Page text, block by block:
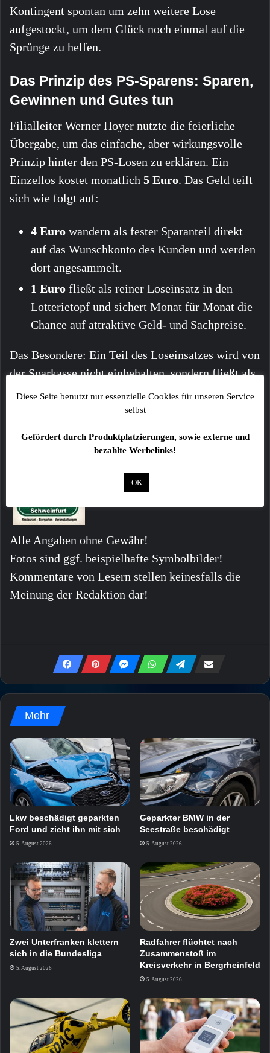
Kontingent spontan um zehn weitere Lose
aufgestockt, um dem Glück noch einmal auf die
Sprünge zu helfen.
Das Prinzip des PS-Sparens: Sparen,
Gewinnen und Gutes tun
Filialleiter Werner Hoyer nutzte die feierliche
Übergabe, um das einfache, aber wirkungsvolle
Prinzip hinter den PS-Losen zu erklären. Ein
Einzellos kostet monatlich 5 Euro. Das Geld teilt
sich wie folgt auf:
4 Euro wandern als fester Sparanteil direkt
auf das Wunschkonto des Kunden und werden
dort angesammelt.
1 Euro fließt als reiner Loseinsatz in den
Lotterietopf und sichert Monat für Monat die
Chance auf attraktive Geld- und Sachpreise.
Das Besondere: Ein Teil des Loseinsatzes wird von
der Sparkasse nicht einbehalten, sondern fließt als
Spende direkt wieder zurück in die Region, um
dort gemeinnützige und soziale Projekte zu
Alle Angaben ohne Gewähr!
Fotos sind ggf. beispielhafte Symbolbilder!
Kommentare von Lesern stellen keinesfalls die
Meinung der Redaktion dar!
Mehr
Lkw beschädigt geparkten
Ford und zieht ihn mit sich
5. August 2026
Geparkter BMW in der
Seestraße beschädigt
5. August 2026
Zwei Unterfranken klettern
sich in die Bundesliga
5. August 2026
Radfahrer flüchtet nach
Zusammenstoß im
Kreisverkehr in Bergrheinfeld
5. August 2026
Diese Seite benutzt nur essenzielle Cookies für unseren Service
selbst
Gefördert durch Produktplatzierungen, sowie externe und
bezahlte Werbelinks!
OK